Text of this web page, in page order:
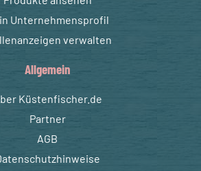
Unternehmensprofil
verwalten
Allgemein
Küstenfischer.de
Partner
AGB